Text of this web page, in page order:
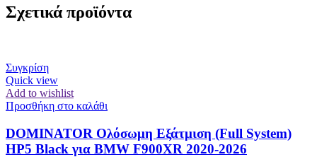
Σχετικά προϊόντα
Συγκρίση
Quick view
Add to wishlist
Προσθήκη στο καλάθι
DOMINATOR Ολόσωμη Εξάτμιση (Full System)
HP5 Black για BMW F900XR 2020-2026